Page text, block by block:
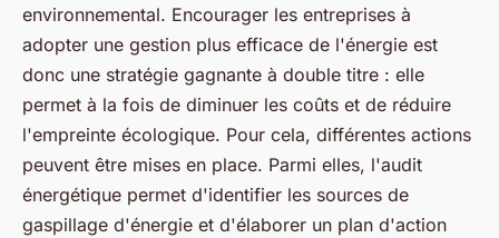
environnemental. Encourager les entreprises à
adopter une gestion plus efficace de l'énergie est
donc une stratégie gagnante à double titre : elle
permet à la fois de diminuer les coûts et de réduire
l'empreinte écologique. Pour cela, différentes actions
peuvent être mises en place. Parmi elles, l'audit
énergétique permet d'identifier les sources de
gaspillage d'énergie et d'élaborer un plan d'action